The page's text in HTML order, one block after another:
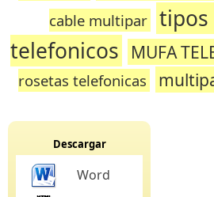
cable multipar
tipos
telefonicos
MUFA
rosetas telefonicas
Descargar
Word